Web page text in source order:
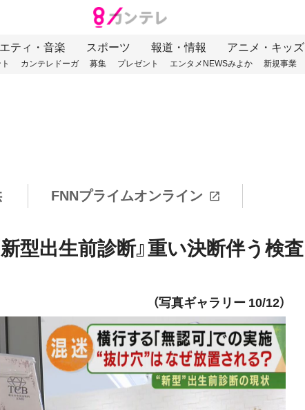
ティ・音楽 スポーツ 報道・情報 アニメ・キッズ
カンテレドーガ 募集 プレゼント エンタメNEWSみよか 新規事業
FNNプライムオンライン
新型出生前診断』重い決断伴う検査
（写真ギャラリー 10/12）